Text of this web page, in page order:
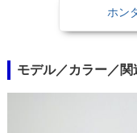
ホン
モデル／カラー／関